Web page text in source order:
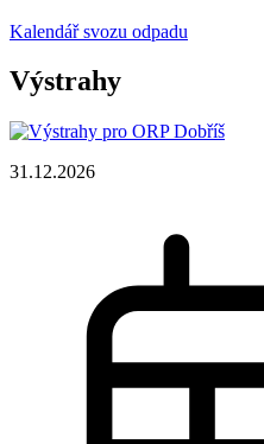
Kalendář svozu odpadu
Výstrahy
31.12.2026